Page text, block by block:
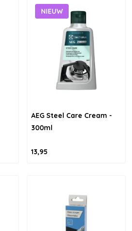
NIEUW
AEG Steel Care Cream -
300ml
13,95